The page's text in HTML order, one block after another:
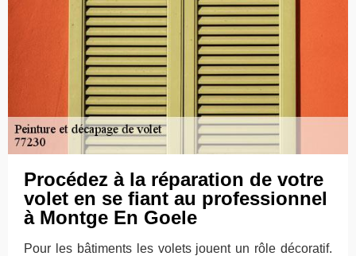
Procédez à la réparation de votre
volet en se fiant au professionnel
à Montge En Goele
Pour les bâtiments les volets jouent un rôle décoratif.